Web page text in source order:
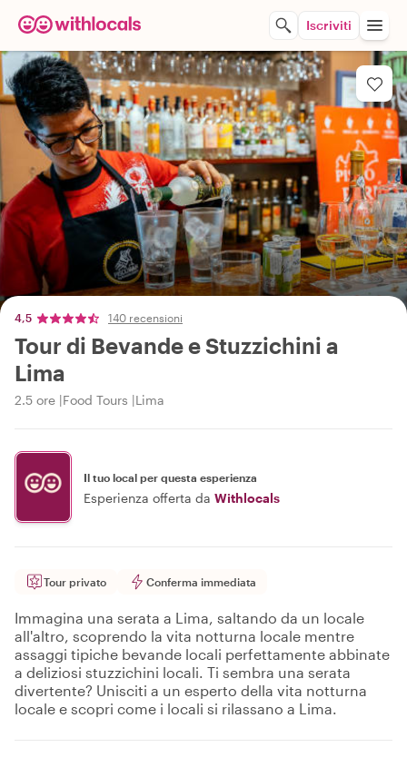
Iscriviti
4,5 140 recensioni
Tour di Bevande e Stuzzichini a
Lima
2.5 ore Food Tours Lima
Il tuo local per questa esperienza
Esperienza offerta da Withlocals
Tour privato Conferma immediata
Immagina una serata a Lima, saltando da un locale
all'altro, scoprendo la vita notturna locale mentre
assaggi tipiche bevande locali perfettamente abbinate
a deliziosi stuzzichini locali. Ti sembra una serata
divertente? Unisciti a un esperto della vita notturna
locale e scopri come i locali si rilassano a Lima.